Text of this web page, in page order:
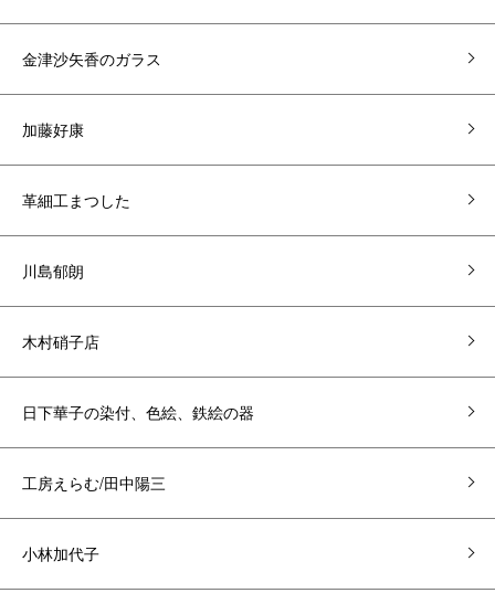
金津沙矢香のガラス
加藤好康
革細工まつした
川島郁朗
木村硝子店
日下華子の染付、色絵、鉄絵の器
工房えらむ/田中陽三
小林加代子